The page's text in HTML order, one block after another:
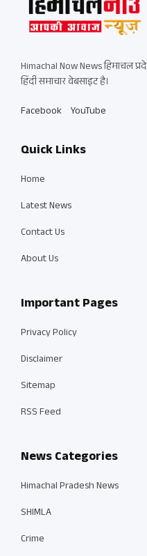
Himachal Now News हिमाचल
हिंदी समाचार वेबसाइट है।
Facebook YouTube
Quick Links
Home
Latest News
Contact Us
About Us
Important Pages
Privacy Policy
Disclaimer
Sitemap
RSS Feed
News Categories
Himachal Pradesh News
SHIMLA
Crime